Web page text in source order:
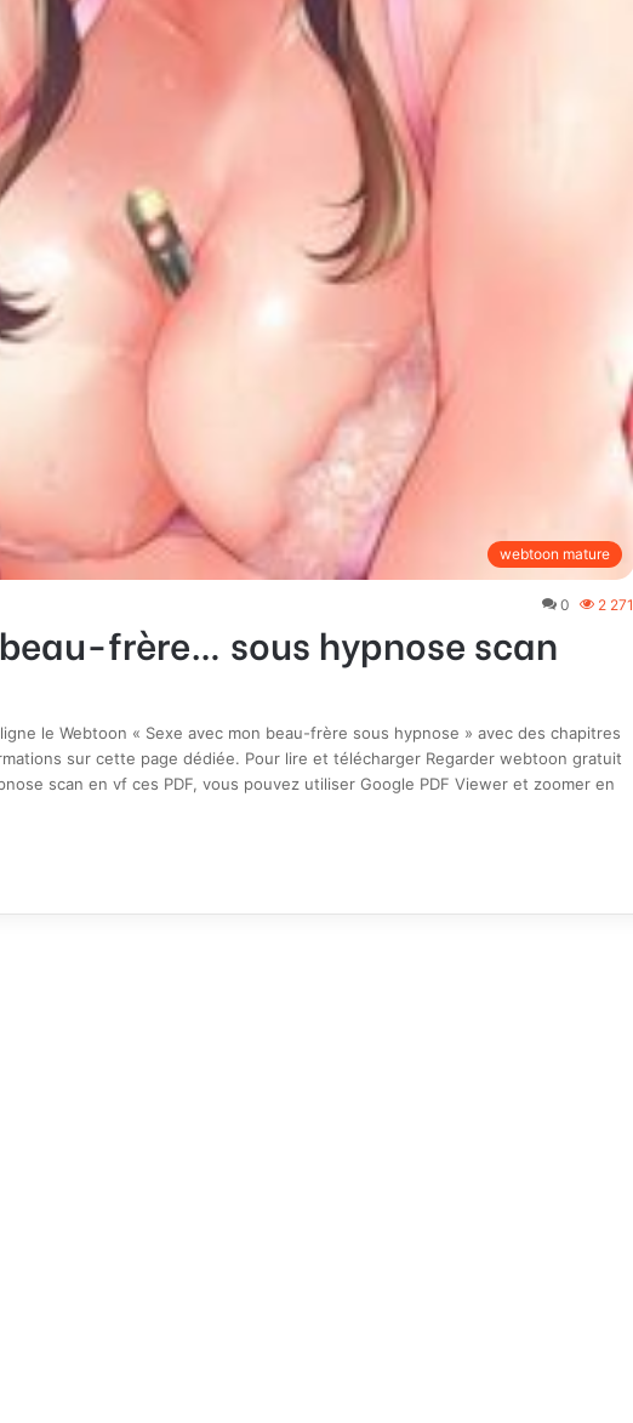
webtoon mature
0 2 271
frère… sous hypnose scan
le Webtoon « Sexe avec mon beau-frère sous hypnose » avec des chapitres
sur cette page dédiée. Pour lire et télécharger Regarder webtoon gratuit
scan en vf ces PDF, vous pouvez utiliser Google PDF Viewer et zoomer en